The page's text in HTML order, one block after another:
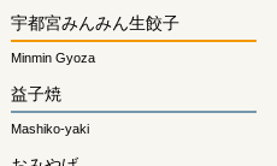
宇都宮みんみん生餃子
Minmin Gyoza
益子焼
Mashiko-yaki